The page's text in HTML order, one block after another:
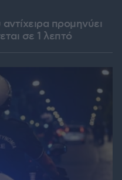
προμηνύει
σε 1 λεπτό